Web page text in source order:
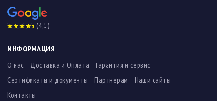
(4,5)
ИНФОРМАЦИЯ
О нас Доставка и Оплата
Гарантия и сервис
Сертификаты и документы
Партнерам
Наши сайты
Контакты